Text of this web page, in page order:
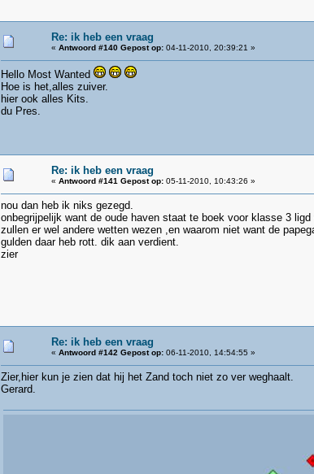
Re: ik heb een vraag
« Antwoord #140 Gepost op:04-11-2010, 20:39:21 »
Hello Most Wanted
Hoe is het,alles zuiver.
hier ook alles Kits.
du Pres.
Re: ik heb een vraag
« Antwoord #141 Gepost op:05-11-2010, 10:43:26 »
nou dan heb ik niks gezegd.
onbegrijpelijk want de oude haven staat te boek voor klasse 3
zullen er wel andere wetten wezen ,en waarom niet want de
gulden daar heb rott. dik aan verdient.
zier
Re: ik heb een vraag
« Antwoord #142 Gepost op:06-11-2010, 14:54:55 »
Zier,hier kun je zien dat hij het Zand toch niet zo ver weghaalt.
Gerard.